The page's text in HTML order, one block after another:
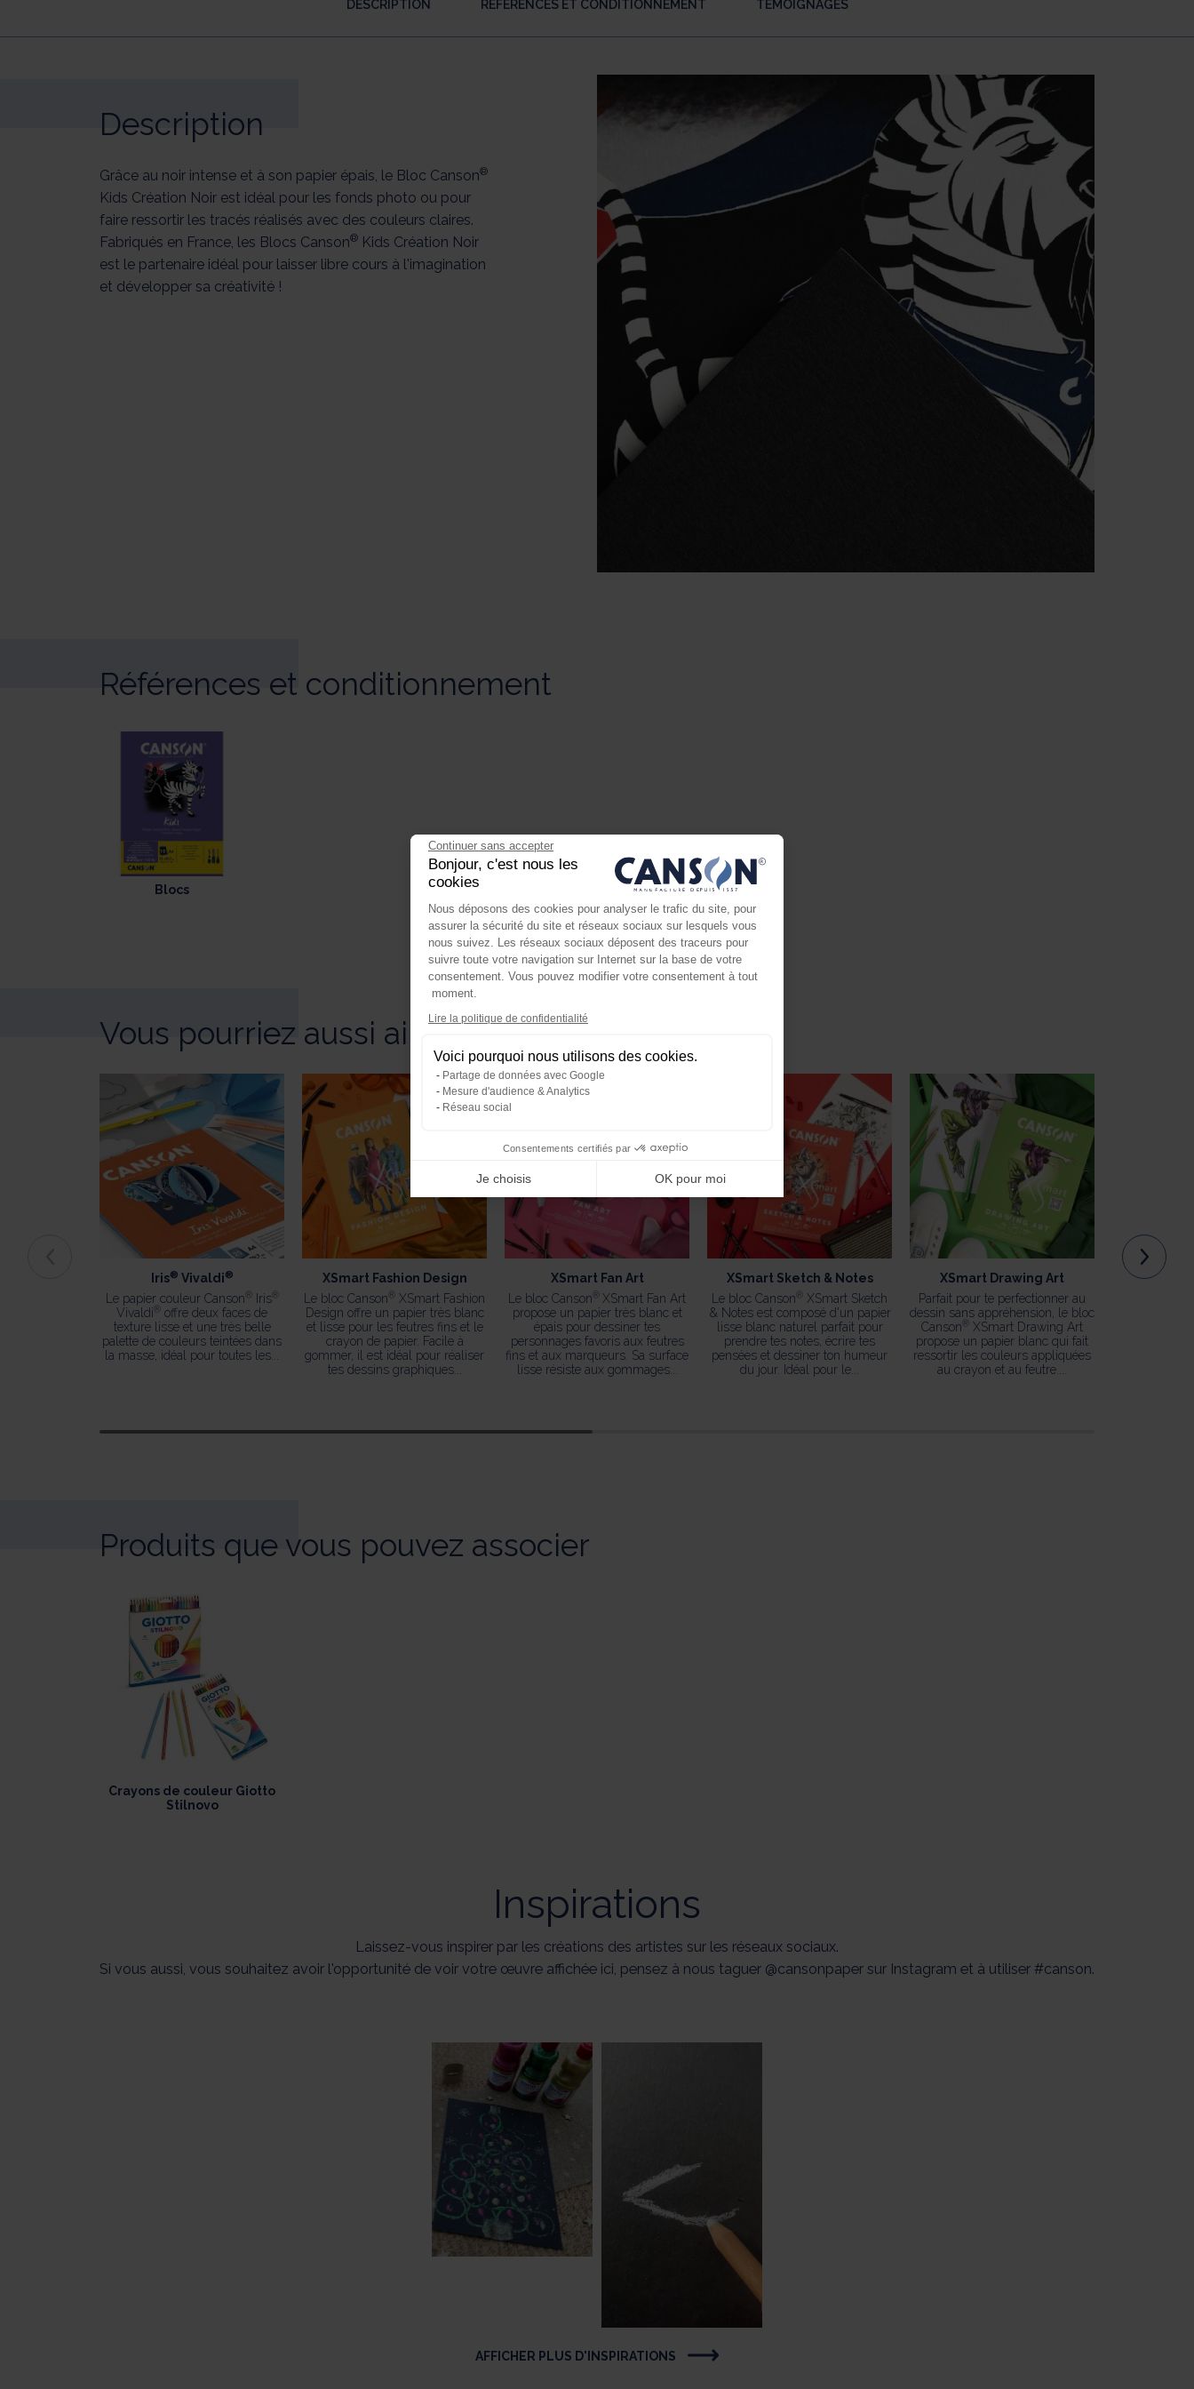
DESCRIPTION RÉFÉRENCES ET CONDITIONNEMENT TÉMOIGNAGES
Description
Grâce au noir intense et à son papier épais, le Bloc Canson®
Kids Création Noir est idéal pour les fonds photo ou pour
faire ressortir les tracés réalisés avec des couleurs claires.
Fabriqués en France, les Blocs Canson® Kids Création Noir
est le partenaire idéal pour laisser libre cours à l'imagination
et développer sa créativité !
Références et conditionnement
Blocs
Vous pourriez aussi aimer
Iris® Vivaldi®
Le papier couleur Canson ® Iris ®
Vivaldi ® offre deux faces de
texture lisse et une très belle
palette de couleurs teintées dans
la masse, idéal pour toutes les...
XSmart Fashion Design
Le bloc Canson ® XSmart Fashion
Design offre un papier très blanc
et lisse pour les feutres fins et le
crayon de papier. Facile à
gommer, il est idéal pour réaliser
tes dessins graphiques...
XSmart Fan Art
Le bloc Canson ® XSmart Fan Art
propose un papier très blanc et
épais pour dessiner tes
personnages favoris aux feutres
fins et aux marqueurs. Sa surface
lisse résiste aux gommages...
XSmart Sketch & Notes
Le bloc Canson ® XSmart Sketch
& Notes est composé d'un papier
lisse blanc naturel parfait pour
prendre tes notes, écrire tes
pensées et dessiner ton humeur
du jour. Idéal pour le...
XSmart Drawing Art
Parfait pour te perfectionner au
dessin sans appréhension, le bloc
Canson ® XSmart Drawing Art
propose un papier blanc qui fait
ressortir les couleurs appliquées
au crayon et au feutre....
Produits que vous pouvez associer
Crayons de couleur Giotto
Stilnovo
Inspirations
Laissez-vous inspirer par les créations des artistes sur les réseaux sociaux.
Si vous aussi, vous souhaitez avoir l'opportunité de voir votre œuvre affichée ici, pensez à nous taguer @cansonpaper sur Instagram et à utiliser #canson.
AFFICHER PLUS D'INSPIRATIONS
Continuer sans accepter
Bonjour, c'est nous les
cookies
Nous déposons des cookies pour analyser le trafic du site, pour
assurer la sécurité du site et réseaux sociaux sur lesquels vous
nous suivez. Les réseaux sociaux déposent des traceurs pour
suivre toute votre navigation sur Internet sur la base de votre
consentement. Vous pouvez modifier votre consentement à tout
moment.
Lire la politique de confidentialité
Voici pourquoi nous utilisons des cookies.
Partage de données avec Google
Mesure d'audience & Analytics
Réseau social
Consentements certifiés par
Je choisis OK pour moi
Axeptio consent
Notre plateforme vous permet d'adapter et de gérer vos paramètres de confidentialité, en garantissant